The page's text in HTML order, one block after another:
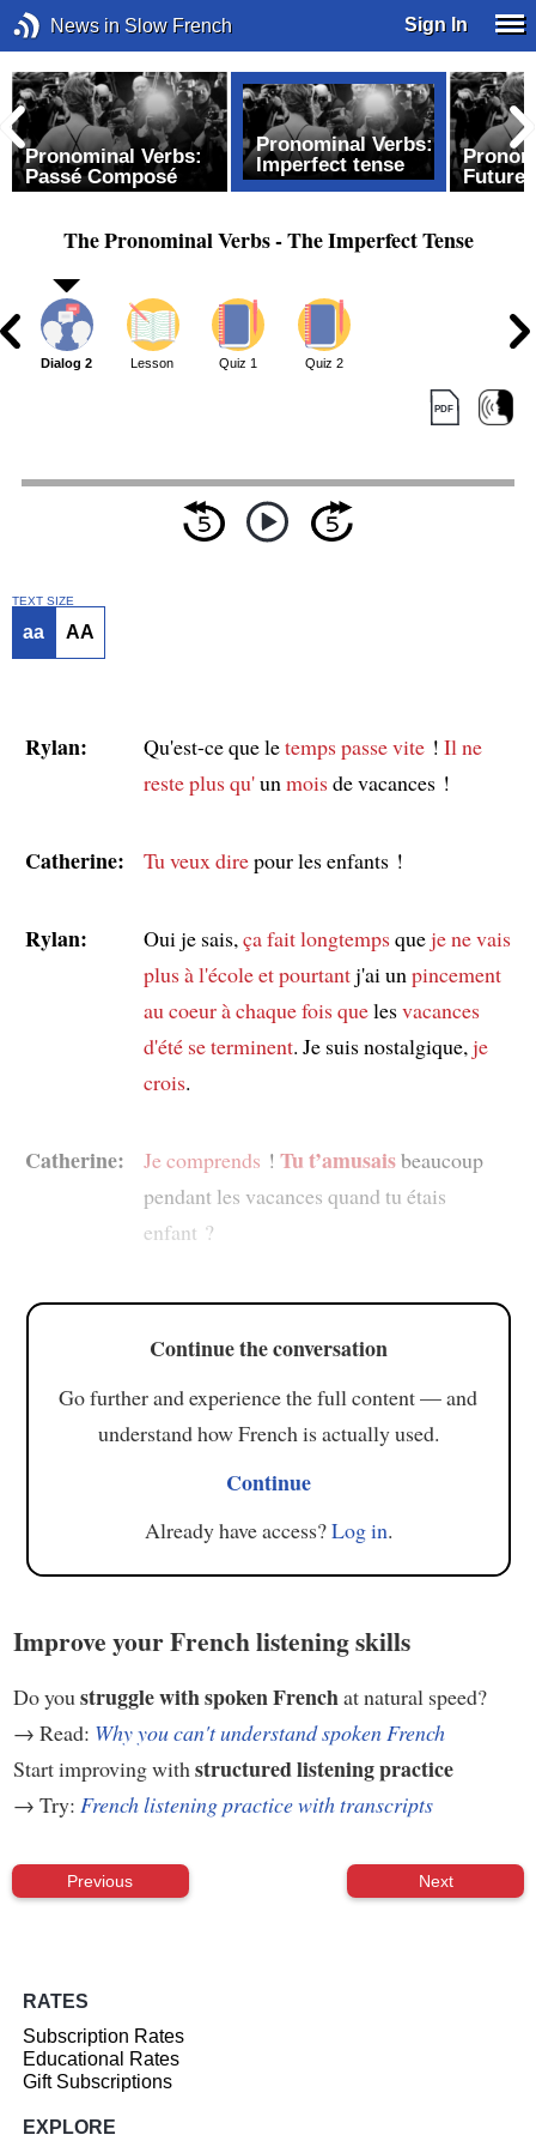
News in Slow French Sign In
Pronominal Verbs:
Passé Composé
Pronominal Verbs:
Imperfect tense
Future
The Pronominal Verbs - The Imperfect Tense
Dialog 2 Lesson Quiz 1 Quiz 2
TEXT SIZE
aa AA
Rylan: Qu'est-ce que letempspasse vite! Il ne
reste plus qu'un moisde vacances !
Catherine: Tu veux direpour les enfants !
Rylan: Oui je sais, ça fait longtempsqueje ne vais
plus à l'écoleet pourtantj'ai un pincement
au coeurà chaque fois quelesvacances
d'été se terminent. Je suis nostalgique, je
crois.
Catherine: Je comprends ! Tu t’amusaisbeaucoup
pendant les vacances quand tu étais
enfant ?
Continue the conversation
Go further and experience the full content — and
understand how French is actually used.
Continue
Already have access?Log in.
Improve your French listening skills
Do you struggle with spoken Frenchat natural speed?
→ Read: Why you can't understand spoken French
Start improving with structured listening practice
→ Try: French listening practice with transcripts
Previous Next
RATES
Subscription Rates
Educational Rates
Gift Subscriptions
EXPLORE